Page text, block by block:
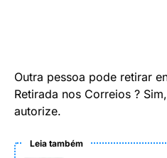
Outra pessoa pode retirar
Retirada nos Correios ?
autorize.
Leia também